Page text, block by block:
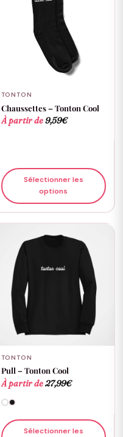
TONTON
Chaussettes – Tonton Cool
À partir de9,59€
Sélectionner les
options
TONTON
Pull – Tonton Cool
À partir de27,99€
Sélectionner les